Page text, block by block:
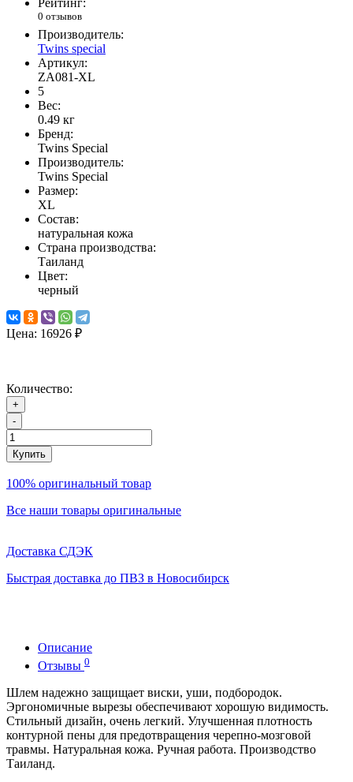
Рейтинг:
0 отзывов
Производитель:
Twins special
Артикул:
ZA081-XL
5
Вес:
0.49 кг
Бренд:
Twins Special
Производитель:
Twins Special
Размер:
XL
Состав:
натуральная кожа
Страна производства:
Таиланд
Цвет:
черный
Цена: 16926 ₽
Количество:
+
-
Купить
100% оригинальный товар
Все наши товары оригинальные
Доставка СДЭК
Быстрая доставка до ПВЗ в Новосибирск
Описание
Отзывы 0
Шлем надежно защищает виски, уши, подбородок.
Эргономичные вырезы обеспечивают хорошую видимость.
Стильный дизайн, очень легкий. Улучшенная плотность
контурной пены для предотвращения черепно-мозговой
травмы. Натуральная кожа. Ручная работа. Производство
Таиланд.